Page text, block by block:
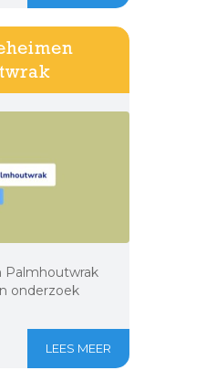
Palmhoutwrak
onderzoek
LEES MEER